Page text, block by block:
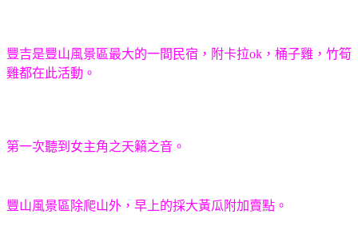
豐吉是豐山風景區最大的一間民宿，附卡拉ok，桶子雞，竹筍
雞都在此活動。
第一次聽到女主角之天籟之音。
豐山風景區除爬山外，早上的採大黃瓜附加賣點。